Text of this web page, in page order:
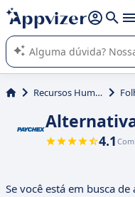
de nossa IA (várias linhas
A IA do Appvizer o orienta
SaaS para sua empresa.
Recursos Humanos (RH)
4.1
Se você está em busca